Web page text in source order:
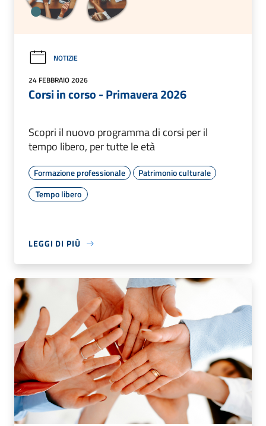
NOTIZIE
24 FEBBRAIO 2026
Corsi in corso - Primavera 2026
Scopri il nuovo programma di corsi per il
tempo libero, per tutte le età
Formazione professionale
Patrimonio culturale
Tempo libero
LEGGI DI PIÙ